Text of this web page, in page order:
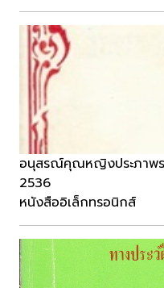
อนุสรณ์คุณหญิงประภาพ
2536
หนังสืออิเล็กทรอนิกส์